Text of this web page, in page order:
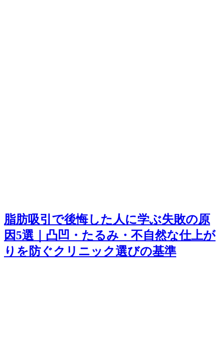
脂肪吸引で後悔した人に学ぶ失敗の原
因5選｜凸凹・たるみ・不自然な仕上が
りを防ぐクリニック選びの基準